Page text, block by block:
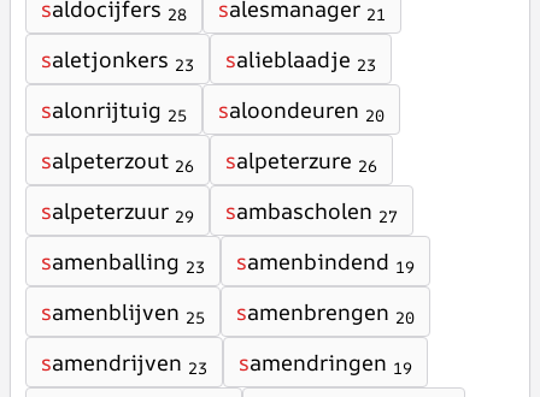
saldocijfers 28 salesmanager 21
saletjonkers 23 salieblaadje 23
salonrijtuig 25 saloondeuren 20
salpeterzout 26 salpeterzure 26
salpeterzuur 29 sambascholen 27
samenballing 23 samenbindend 19
samenblijven 25 samenbrengen 20
samendrijven 23 samendringen 19